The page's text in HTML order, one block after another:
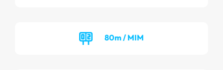
80m / MIM